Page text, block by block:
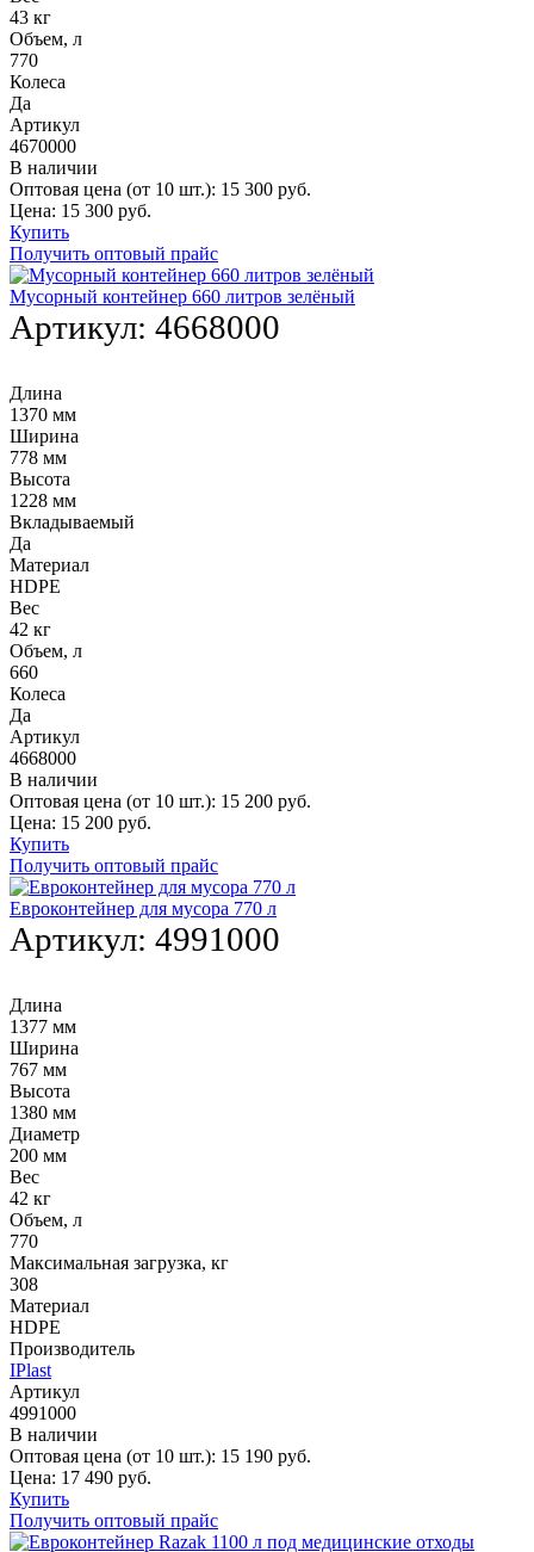
43 кг
Объем, л
770
Колеса
Да
Артикул
4670000
В наличии
Оптовая цена (от 10 шт.): 15 300 руб.
Цена: 15 300 руб.
Купить
Получить оптовый прайс
Мусорный контейнер 660 литров зелёный
Артикул: 4668000
Длина
1370 мм
Ширина
778 мм
Высота
1228 мм
Вкладываемый
Да
Материал
HDPE
Вес
42 кг
Объем, л
660
Колеса
Да
Артикул
4668000
В наличии
Оптовая цена (от 10 шт.): 15 200 руб.
Цена: 15 200 руб.
Купить
Получить оптовый прайс
Евроконтейнер для мусора 770 л
Артикул: 4991000
Длина
1377 мм
Ширина
767 мм
Высота
1380 мм
Диаметр
200 мм
Вес
42 кг
Объем, л
770
Максимальная загрузка, кг
308
Материал
HDPE
Производитель
IPlast
Артикул
4991000
В наличии
Оптовая цена (от 10 шт.): 15 190 руб.
Цена: 17 490 руб.
Купить
Получить оптовый прайс